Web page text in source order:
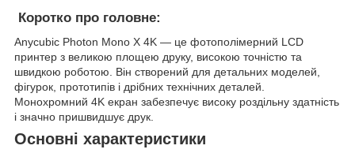
Коротко про головне:
Anycubic Photon Mono X 4K — це фотополімерний LCD
принтер з великою площею друку, високою точністю та
швидкою роботою. Він створений для детальних моделей,
фігурок, прототипів і дрібних технічних деталей.
Монохромний 4K екран забезпечує високу роздільну здатність
і значно пришвидшує друк.
Основні характеристики